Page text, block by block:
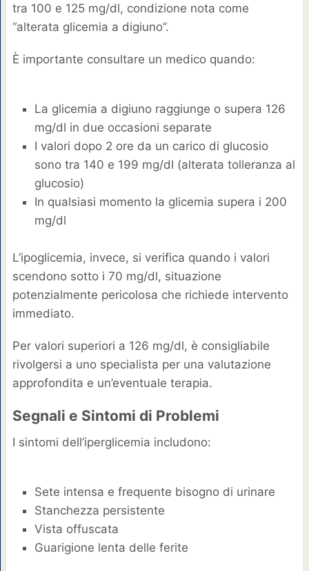
tra 100 e 125 mg/dl, condizione nota come
“alterata glicemia a digiuno”.
È importante consultare un medico quando:
La glicemia a digiuno raggiunge o supera 126
mg/dl in due occasioni separate
I valori dopo 2 ore da un carico di glucosio
sono tra 140 e 199 mg/dl (alterata tolleranza al
glucosio)
In qualsiasi momento la glicemia supera i 200
mg/dl
L’ipoglicemia, invece, si verifica quando i valori
scendono sotto i 70 mg/dl, situazione
potenzialmente pericolosa che richiede intervento
immediato.
Per valori superiori a 126 mg/dl, è consigliabile
rivolgersi a uno specialista per una valutazione
approfondita e un’eventuale terapia.
Segnali e Sintomi di Problemi
I sintomi dell’iperglicemia includono:
Sete intensa e frequente bisogno di urinare
Stanchezza persistente
Vista offuscata
Guarigione lenta delle ferite